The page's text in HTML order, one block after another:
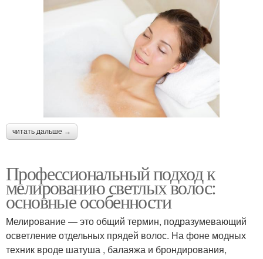
читать дальше →
Профессиональный подход к
мелированию светлых волос:
основные особенности
Мелирование — это общий термин, подразумевающий
осветление отдельных прядей волос. На фоне модных
техник вроде шатуша , балаяжа и брондирования,